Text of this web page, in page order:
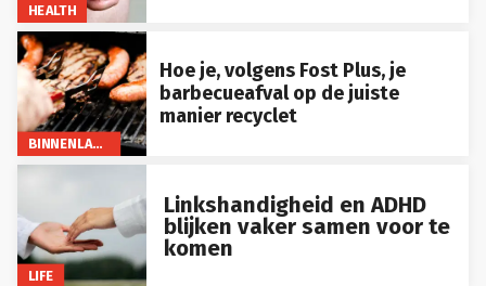
HEALTH
BINNENLAND
Hoe je, volgens Fost Plus, je
barbecueafval op de juiste
manier recyclet
LIFE
Linkshandigheid en ADHD
blijken vaker samen voor te
komen